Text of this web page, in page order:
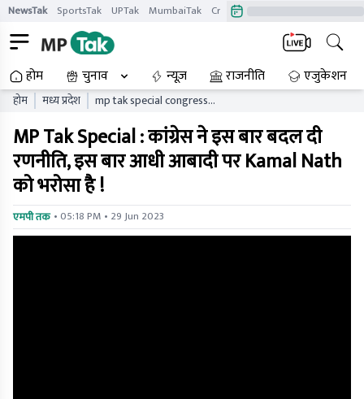
NewsTak SportsTak UPTak MumbaiTak CrimeTak
होम चुनाव न्यूज़ राजनीति एजुकेशन
होम मध्य प्रदेश
mp tak special congress
this time this time kamal
nath has faith in half the
population
MP Tak Special : कांग्रेस ने इस बार बदल दी
रणनीति, इस बार आधी आबादी पर Kamal Nath
को भरोसा है !
एमपी तक • 05:18 PM • 29 Jun 2023